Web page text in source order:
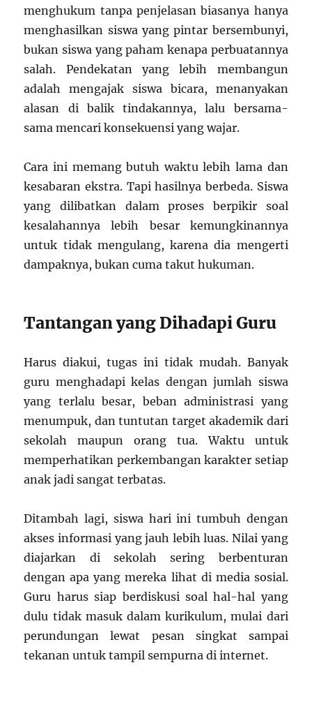
menghukum tanpa penjelasan biasanya hanya
menghasilkan siswa yang pintar bersembunyi,
bukan siswa yang paham kenapa perbuatannya
salah. Pendekatan yang lebih membangun
adalah mengajak siswa bicara, menanyakan
alasan di balik tindakannya, lalu bersama-
sama mencari konsekuensi yang wajar.
Cara ini memang butuh waktu lebih lama dan
kesabaran ekstra. Tapi hasilnya berbeda. Siswa
yang dilibatkan dalam proses berpikir soal
kesalahannya lebih besar kemungkinannya
untuk tidak mengulang, karena dia mengerti
dampaknya, bukan cuma takut hukuman.
Tantangan yang Dihadapi Guru
Harus diakui, tugas ini tidak mudah. Banyak
guru menghadapi kelas dengan jumlah siswa
yang terlalu besar, beban administrasi yang
menumpuk, dan tuntutan target akademik dari
sekolah maupun orang tua. Waktu untuk
memperhatikan perkembangan karakter setiap
anak jadi sangat terbatas.
Ditambah lagi, siswa hari ini tumbuh dengan
akses informasi yang jauh lebih luas. Nilai yang
diajarkan di sekolah sering berbenturan
dengan apa yang mereka lihat di media sosial.
Guru harus siap berdiskusi soal hal-hal yang
dulu tidak masuk dalam kurikulum, mulai dari
perundungan lewat pesan singkat sampai
tekanan untuk tampil sempurna di internet.